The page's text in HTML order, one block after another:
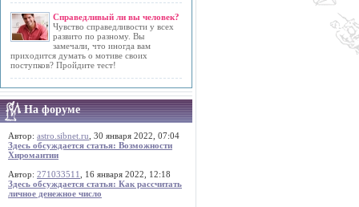
Справедливый ли вы человек?
Чувство справедливости у всех
развито по разному. Вы
замечали, что иногда вам
приходится думать о мотиве своих
поступков? Пройдите тест!
На форуме
Автор: astro.sibnet.ru , 30 января 2022, 07:04
Здесь обсуждается статья: Возможности
Хиромантии
Автор: 271033511
, 16 января 2022, 12:18
Здесь обсуждается статья: Как рассчитать
личное денежное число